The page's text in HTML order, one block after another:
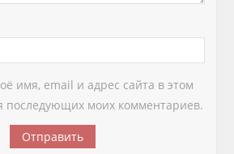
имя, email и адрес сайта в этом
последующих моих комментариев.